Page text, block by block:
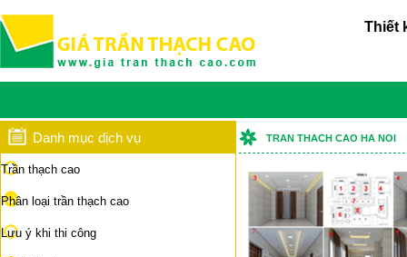
Thiết
Danh mục dịch vụ
Trần thạch cao
Phân loại trần thạch cao
Lưu ý khi thi công
TRAN THACH CAO HA NOI